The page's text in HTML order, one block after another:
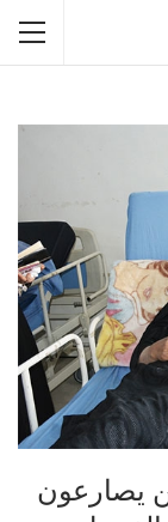
يصارعون